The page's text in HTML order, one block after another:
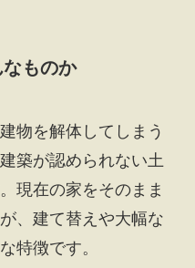
ものか
物を解体してしまう
築が認められない土
現在の家をそのまま
、建て替えや大幅な
特徴です。